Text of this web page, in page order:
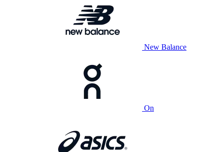
New Balance
On